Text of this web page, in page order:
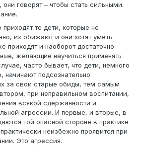
они говорят – чтобы стать сильными.
те дети, которые не
их обижают и они хотят уметь
приходят и наоборот достаточно
желающие научиться применять
часто бывает, что дети, немного
начинают подсознательно
за свои старые обиды, тем самым
при неправильном воспитании,
всякой сдержанности и
агрессии. И первые, и вторые, в
той опасной стороне в практике
неизбежно проявится при
Это агрессия.